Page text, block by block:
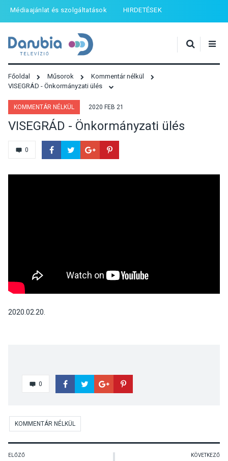
Médiaajánlat és szolgáltatások HIRDETÉSEK
Főoldal Műsorok
Kommentár nélkül
VISEGRÁD - Önkormányzati ülés
KOMMENTÁR NÉLKÜL 2020 FEB 21
VISEGRÁD - Önkormányzati ülés
0
2020.02.20.
0
KOMMENTÁR NÉLKÜL
ELŐZŐ KÖVETKEZŐ